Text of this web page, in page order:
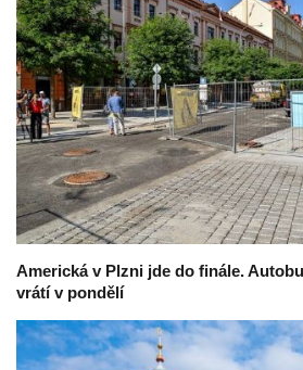
Americká v Plzni jde do finále.
vrátí v pondělí